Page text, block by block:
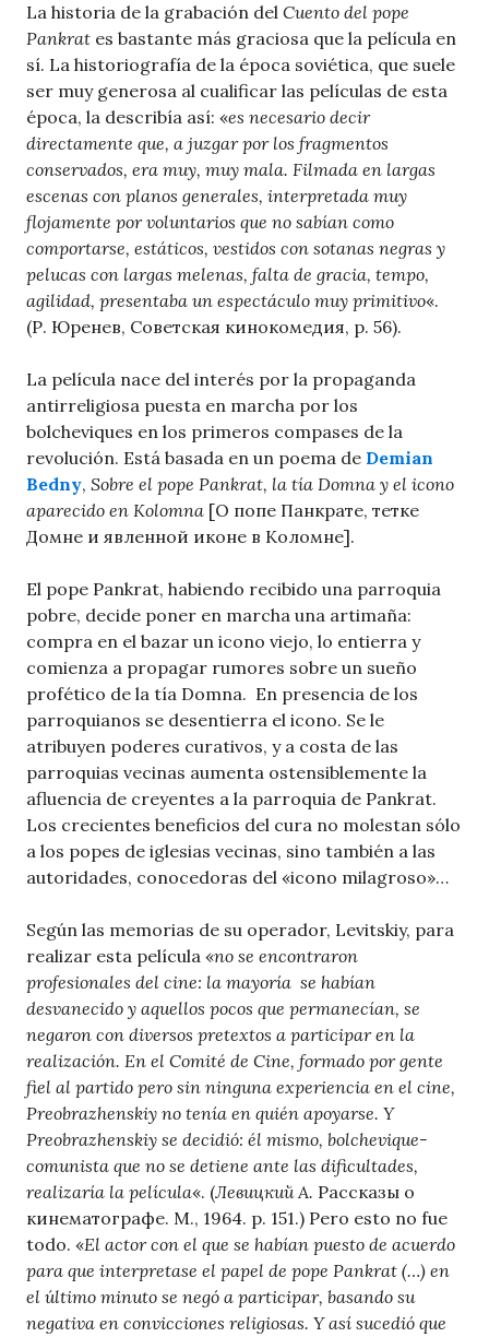
La historia de la grabación del Cuento del pope
Pankrat es bastante más graciosa que la película en
sí. La historiografía de la época soviética, que suele
ser muy generosa al cualificar las películas de esta
época, la describía así: «es necesario decir
directamente que, a juzgar por los fragmentos
conservados, era muy, muy mala. Filmada en largas
escenas con planos generales, interpretada muy
flojamente por voluntarios que no sabían como
comportarse, estáticos, vestidos con sotanas negras y
pelucas con largas melenas, falta de gracia, tempo,
agilidad, presentaba un espectáculo muy primitivo«.
(Р. Юренев, Советская кинокомедия, p. 56).
La película nace del interés por la propaganda
antirreligiosa puesta en marcha por los
bolcheviques en los primeros compases de la
revolución. Está basada en un poema de Demian
Bedny, Sobre el pope Pankrat, la tía Domna y el icono
aparecido en Kolomna [О попе Панкрате, тетке
Домне и явленной иконе в Коломне].
El pope Pankrat, habiendo recibido una parroquia
pobre, decide poner en marcha una artimaña:
compra en el bazar un icono viejo, lo entierra y
comienza a propagar rumores sobre un sueño
profético de la tía Domna. En presencia de los
parroquianos se desentierra el icono. Se le
atribuyen poderes curativos, y a costa de las
parroquias vecinas aumenta ostensiblemente la
afluencia de creyentes a la parroquia de Pankrat.
Los crecientes beneficios del cura no molestan sólo
a los popes de iglesias vecinas, sino también a las
autoridades, conocedoras del «icono milagroso»…
Según las memorias de su operador, Levitskiy, para
realizar esta película «no se encontraron
profesionales del cine: la mayoría se habían
desvanecido y aquellos pocos que permanecían, se
negaron con diversos pretextos a participar en la
realización. En el Comité de Cine, formado por gente
fiel al partido pero sin ninguna experiencia en el cine,
Preobrazhenskiy no tenía en quién apoyarse. Y
Preobrazhenskiy se decidió: él mismo, bolchevique-
comunista que no se detiene ante las dificultades,
realizaría la película«. (Левицкий А. Рассказы о
кинематографе. М., 1964. p. 151.) Pero esto no fue
todo. «El actor con el que se habían puesto de acuerdo
para que interpretase el papel de pope Pankrat (…) en
el último minuto se negó a participar, basando su
negativa en convicciones religiosas. Y así sucedió que